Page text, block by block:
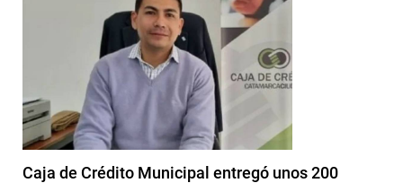
Caja de Crédito Municipal entregó unos 200